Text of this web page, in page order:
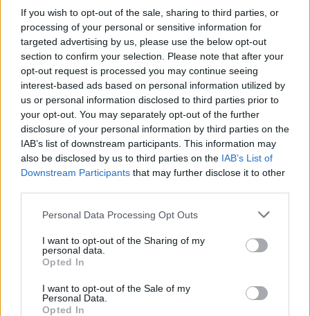
If you wish to opt-out of the sale, sharing to third parties, or
processing of your personal or sensitive information for
targeted advertising by us, please use the below opt-out
section to confirm your selection. Please note that after your
opt-out request is processed you may continue seeing
interest-based ads based on personal information utilized by
us or personal information disclosed to third parties prior to
your opt-out. You may separately opt-out of the further
disclosure of your personal information by third parties on the
IAB’s list of downstream participants. This information may
also be disclosed by us to third parties on the IAB’s List of
Downstream Participants that may further disclose it to other
Personal Data Processing Opt Outs
I want to opt-out of the Sharing of my
personal data.
Opted In
I want to opt-out of the Sale of my
Personal Data.
Opted In
εκατ. δολάρια με καθαρό κέρδος 6,15 εκατ.
δολάρια
Walt Disney: Ο νέος CEO ξεκίνησε τις
οργανωτικές αλλαγές καταργώντας 1.000
θέσεις
ΥΠΕΝ: Μπαίνουν οι υπογραφές της σύμβασης
γεώτρησης και για το Block 2